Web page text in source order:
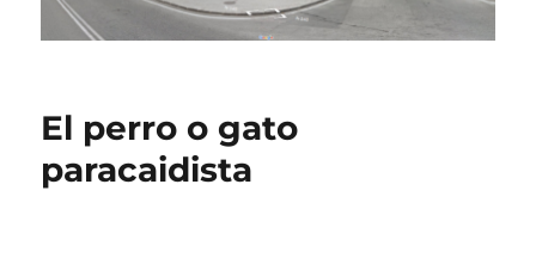
El perro o gato
paracaidista